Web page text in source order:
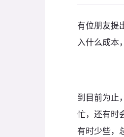
有位朋友提
入什么成本
到目前为止
忙，还有时
有时少些，